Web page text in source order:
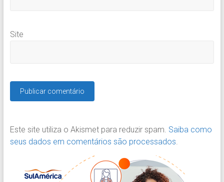
Site
Este site utiliza o Akismet para reduzir spam. Saiba como
seus dados em comentários são processados